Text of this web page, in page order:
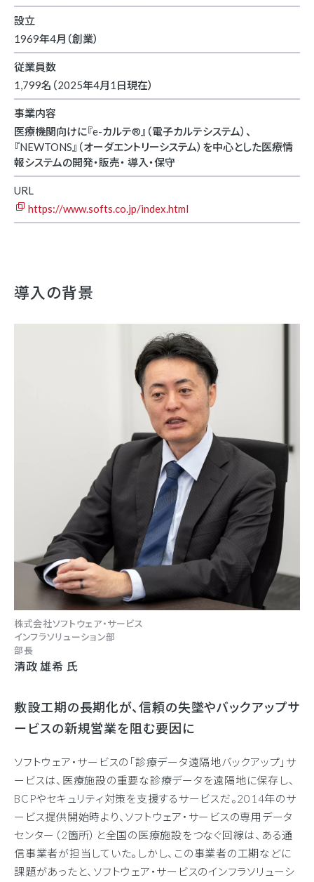
設立
1969年4月（創業）
従業員数
1,799名（2025年4月1日現在）
事業内容
医療機関向けに『e-カルテ®』（電子カルテシステム）、
『NEWTONS』（オーダエントリーシステム）を中心とした医療情
報システムの開発・販売・ 導入・保守
URL
https://www.softs.co.jp/index.html
導入の背景
敷設工期の長期化が、信頼の失墜やバックアップサ
ービスの新規営業を阻む要因に
ソフトウェア・サービスの「診療データ遠隔地バックアップ」サ
ービスは、医療施設の重要な診療データを遠隔地に保存し、
BCPやセキュリティ対策を支援するサービスだ。2014年のサ
ービス提供開始時より、ソフトウェア・サービスの専用データ
センター（2箇所）と全国の医療施設をつなぐ回線は、ある通
信事業者が担当していた。しかし、この事業者の工期などに
課題があったと、ソフトウェア・サービスのインフラソリューシ
株式会社ソフトウェア・サービス
インフラソリューション部
部長
清政 雄希 氏